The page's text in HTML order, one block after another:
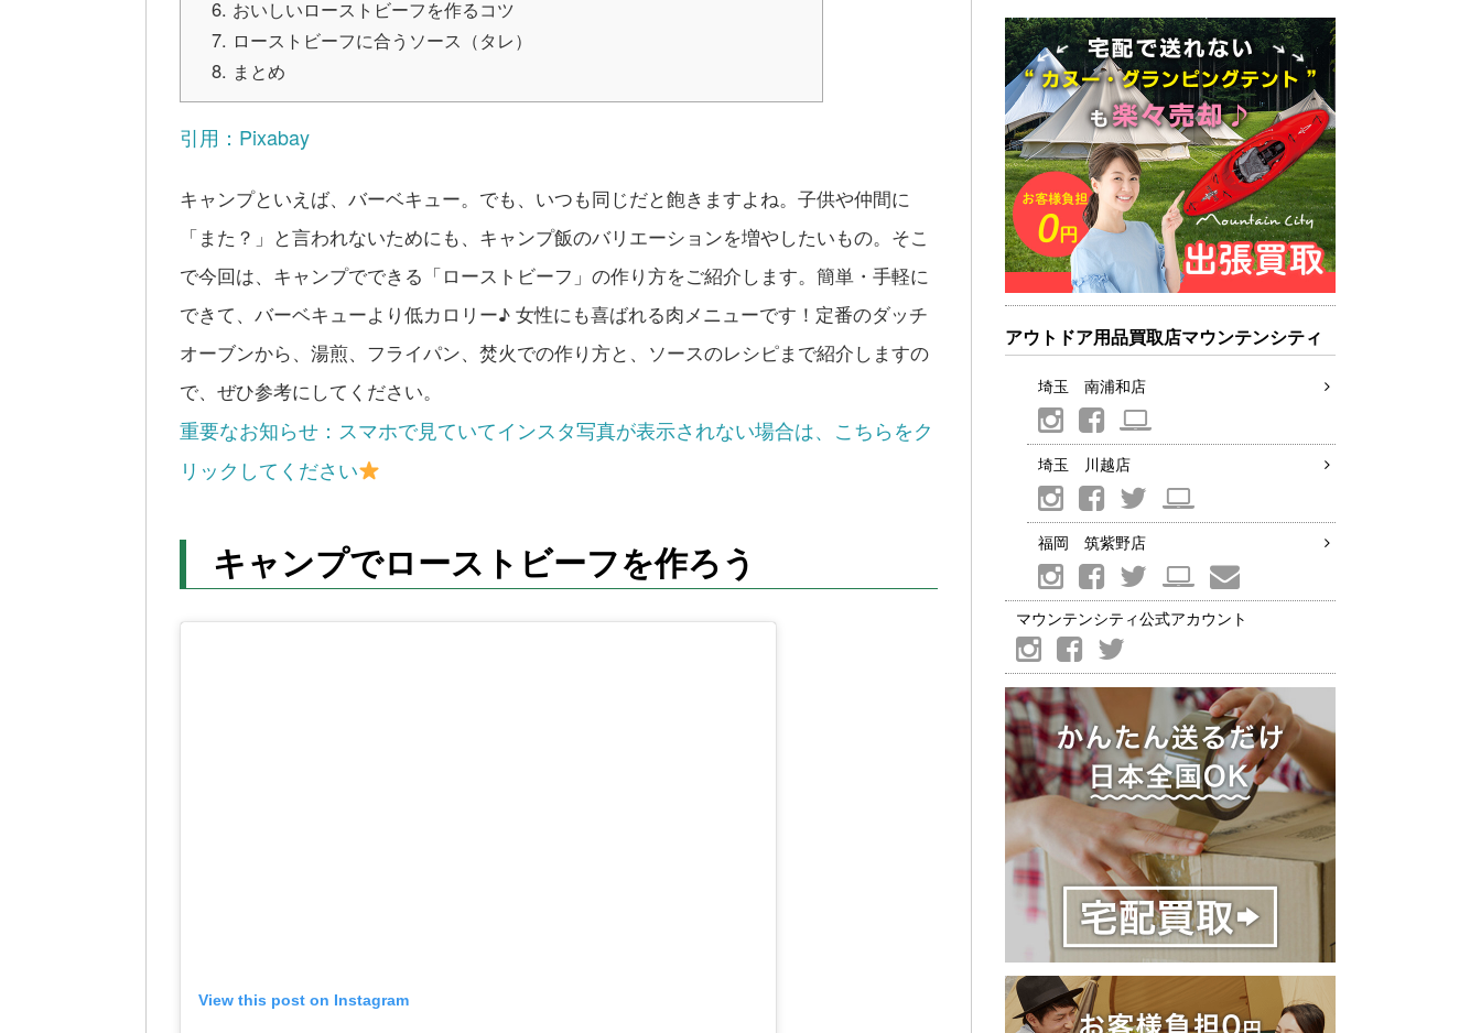
おいしいローストビーフを作るコツ
ローストビーフに合うソース（タレ）
まとめ
引用：Pixabay
キャンプといえば、バーベキュー。でも、いつも同じだと飽きますよね。子供や仲間に
「また？」と言われないためにも、キャンプ飯のバリエーションを増やしたいもの。そこ
で今回は、キャンプでできる「ローストビーフ」の作り方をご紹介します。簡単・手軽に
できて、バーベキューより低カロリー♪ 女性にも喜ばれる肉メニューです！定番のダッチ
オーブンから、湯煎、フライパン、焚火での作り方と、ソースのレシピまで紹介しますの
で、ぜひ参考にしてください。
重要なお知らせ：スマホで見ていてインスタ写真が表示されない場合は、こちらをク
リックしてください
キャンプでローストビーフを作ろう
View this post on Instagram
アウトドア用品買取店マウンテンシティ
埼玉 南浦和店
埼玉 川越店
福岡 筑紫野店
マウンテンシティ公式アカウント